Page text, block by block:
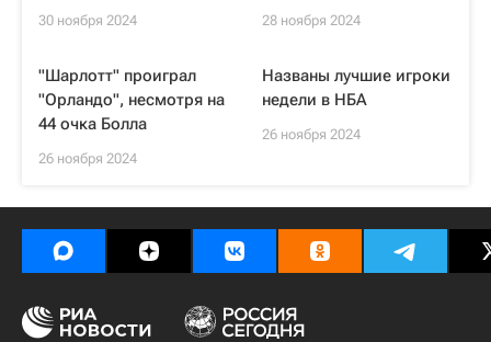
30 ноября 2024 28 ноября 2024
"Шарлотт" проиграл
"Орландо", несмотря на
44 очка Болла
26 ноября 2024
Названы лучшие игроки
недели в НБА
26 ноября 2024